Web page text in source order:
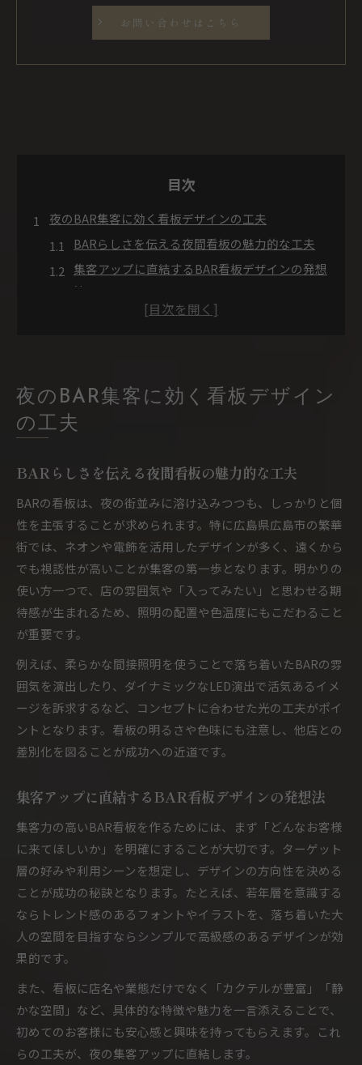
お問い合わせはこちら
目次
夜のBAR集客に効く看板デザインの工夫
BARらしさを伝える夜間看板の魅力的な工夫
集客アップに直結するBAR看板デザインの発想
法
BARの雰囲気を活かす看板色使いとレイアウト
ント
BARの個性を引き出す看板フォントとイラスト
選び
BAR集客に効く夜間看板の視認性向上テクニッ
ク
遠くから目立つBARの看板の秘密と選び方
BAR看板で夜の通行人の注意を引く方法
BARの魅力を伝える光る看板の効果的な配置
夜の街に調和するBAR看板の光量と色の工夫
雰囲気を伝えるBAR向け看板選び完全ガイド
BAR看板で店舗イメージを最大限に表現する方
法
コンセプトに合うBAR看板素材と形状の比較
BARのスタイル別おすすめ看板デザイン集
広島市で集客力アップを狙うBAR看板術
BAR看板で集客力を高めるポイントを徹底解説
BAR店舗の魅力を引き出す看板配置の工夫
BARの夜間営業を支える看板照明の選び方
BAR経営者が実践する看板リニューアル術
ネオン・電飾で魅せるBARの夜間看板活用法
電飾が光るBAR看板で夜間集客を強化する方法
BARらしさを際立たせるLED看板の活用術
BARの雰囲気に合うネオンサイン選びのコツ
夜のBAR集客に効く看板デザイン
の工夫
BARらしさを伝える夜間看板の魅力的な工夫
BARの看板は、夜の街並みに溶け込みつつも、しっかりと個
性を主張することが求められます。特に広島県広島市の繁華
街では、ネオンや電飾を活用したデザインが多く、遠くから
でも視認性が高いことが集客の第一歩となります。明かりの
使い方一つで、店の雰囲気や「入ってみたい」と思わせる期
待感が生まれるため、照明の配置や色温度にもこだわること
が重要です。
例えば、柔らかな間接照明を使うことで落ち着いたBARの雰
囲気を演出したり、ダイナミックなLED演出で活気あるイメ
ージを訴求するなど、コンセプトに合わせた光の工夫がポイ
ントとなります。看板の明るさや色味にも注意し、他店との
差別化を図ることが成功への近道です。
集客アップに直結するBAR看板デザインの発想法
集客力の高いBAR看板を作るためには、まず「どんなお客様
に来てほしいか」を明確にすることが大切です。ターゲット
層の好みや利用シーンを想定し、デザインの方向性を決める
ことが成功の秘訣となります。たとえば、若年層を意識する
ならトレンド感のあるフォントやイラストを、落ち着いた大
人の空間を目指すならシンプルで高級感のあるデザインが効
果的です。
また、看板に店名や業態だけでなく「カクテルが豊富」「静
かな空間」など、具体的な特徴や魅力を一言添えることで、
初めてのお客様にも安心感と興味を持ってもらえます。これ
らの工夫が、夜の集客アップに直結します。